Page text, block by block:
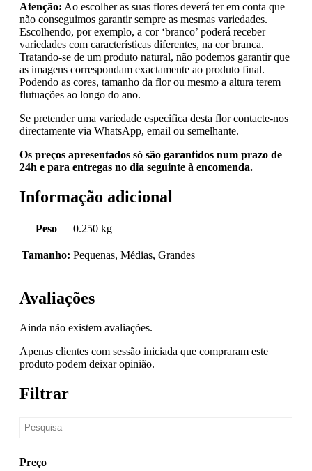
Atenção: Ao escolher as suas flores deverá ter em conta que
não conseguimos garantir sempre as mesmas variedades.
Escolhendo, por exemplo, a cor ‘branco’ poderá receber
variedades com características diferentes, na cor branca.
Tratando-se de um produto natural, não podemos garantir que
as imagens correspondam exactamente ao produto final.
Podendo as cores, tamanho da flor ou mesmo a altura terem
flutuações ao longo do ano.
Se pretender uma variedade especifica desta flor contacte-nos
directamente via WhatsApp, email ou semelhante.
Os preços apresentados só são garantidos num prazo de
24h e para entregas no dia seguinte à encomenda.
Informação adicional
Peso 0.250 kg
Tamanho: Pequenas, Médias, Grandes
Avaliações
Ainda não existem avaliações.
Apenas clientes com sessão iniciada que compraram este
produto podem deixar opinião.
Filtrar
Preço